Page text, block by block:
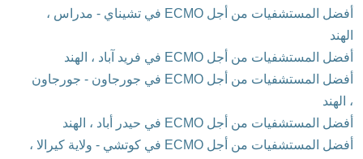
أفضل المستشفيات من أجل ECMO في تشيناي - مدراس ،
الهند
أفضل المستشفيات من أجل ECMO في فريد آباد ، الهند
أفضل المستشفيات من أجل ECMO في جورجاون - جورجاون
، الهند
أفضل المستشفيات من أجل ECMO في حيدر أباد ، الهند
أفضل المستشفيات من أجل ECMO في كوتشي - ولاية كيرالا ،